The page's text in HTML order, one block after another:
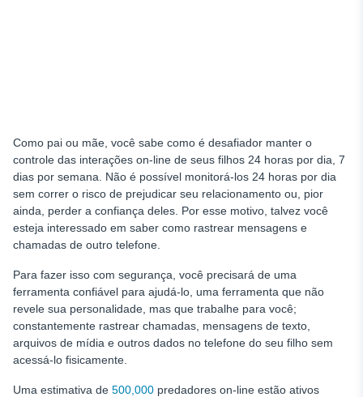
Como pai ou mãe, você sabe como é desafiador manter o
controle das interações on-line de seus filhos 24 horas por dia, 7
dias por semana. Não é possível monitorá-los 24 horas por dia
sem correr o risco de prejudicar seu relacionamento ou, pior
ainda, perder a confiança deles. Por esse motivo, talvez você
esteja interessado em saber como rastrear mensagens e
chamadas de outro telefone.
Para fazer isso com segurança, você precisará de uma
ferramenta confiável para ajudá-lo, uma ferramenta que não
revele sua personalidade, mas que trabalhe para você;
constantemente rastrear chamadas, mensagens de texto,
arquivos de mídia e outros dados no telefone do seu filho sem
acessá-lo fisicamente.
Uma estimativa de 500,000 predadores on-line estão ativos